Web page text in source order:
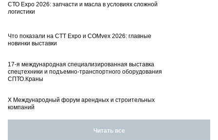
СТО Expo 2026: запчасти и масла в условиях сложной
логистики
Что показали на CTT Expo и COMvex 2026: главные
новинки выставки
17-я международная специализированная выставка
спецтехники и подъемно-транспортного оборудования
СПТО.Краны
X Международный форум арендных и строительных
компаний
Читать все